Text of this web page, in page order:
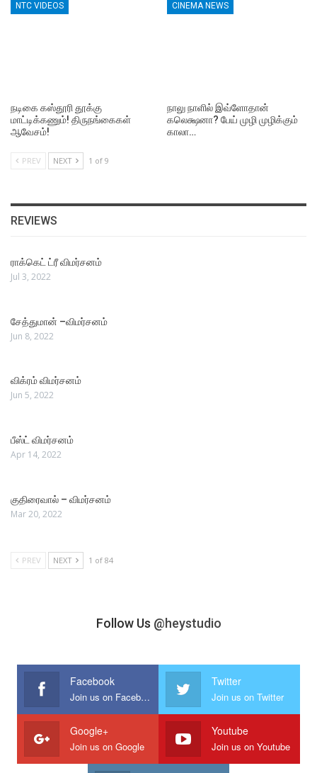
NTC VIDEOS
நடிகை கஸ்தூரி தூக்கு
மாட்டிக்கணும்! திருநங்கைகள்
ஆவேசம்!
CINEMA NEWS
நாலு நாளில் இவ்ளோதான்
கலெக்ஷனா? பேய் முழி முழிக்கும்
காலா…
PREV NEXT 1 of 9
REVIEWS
ராக்கெட் ட்ரீ விமர்சனம்
Jul 3, 2022
சேத்துமான் –விமர்சனம்
Jun 8, 2022
விக்ரம் விமர்சனம்
Jun 5, 2022
பீஸ்ட் விமர்சனம்
Apr 14, 2022
குதிரைவால் – விமர்சனம்
Mar 20, 2022
PREV NEXT 1 of 84
Follow Us @heystudio
Facebook
Join us on Facebook
Twitter
Join us on Twitter
Google+
Join us on Google
Youtube
Join us on Youtube